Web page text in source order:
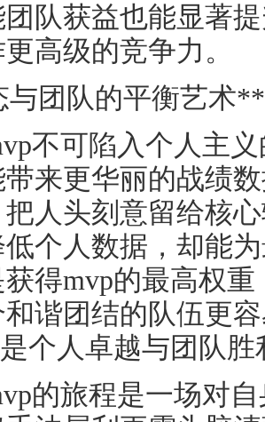
队获益也能显著
高级的竞争力。
团队的平衡艺术**
不可陷入个人主
来更华丽的战绩
人头刻意留给核
个人数据，却能
得mvp的最高权
谐团结的队伍更
个人卓越与团队
的旅程是一场对